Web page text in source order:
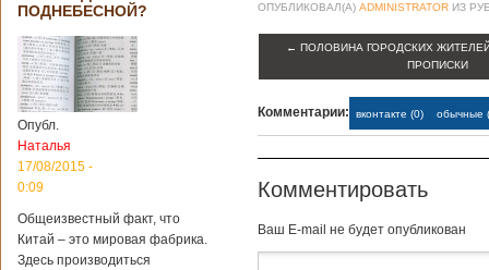
ПОДНЕБЕСНОЙ?
Опубл.
Наталья
17/08/2015 -
0:09
Общеизвестный факт, что
Китай – это мировая фабрика.
Здесь производиться
ОПУБЛИКОВАЛ(А) ADMINISTRATOR ИЗ
← ПОЛОВИНА ГОРОДСКИХ
ПРОПИСКИ
Комментарии: вконтакте (0) обычные
Комментировать
Baш E-mail не будет опубликован